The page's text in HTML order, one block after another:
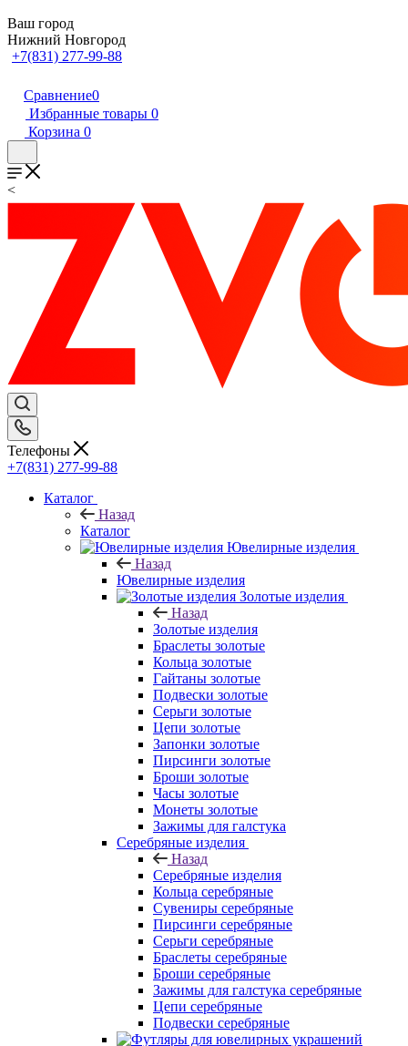
Ваш город
Нижний Новгород
+7(831) 277-99-88
Сравнение0
Избранные товары 0
Корзина 0
<
Телефоны
+7(831) 277-99-88
Каталог
Назад
Каталог
Ювелирные изделия
Назад
Ювелирные изделия
Золотые изделия
Назад
Золотые изделия
Браслеты золотые
Кольца золотые
Гайтаны золотые
Подвески золотые
Серьги золотые
Цепи золотые
Запонки золотые
Пирсинги золотые
Броши золотые
Часы золотые
Монеты золотые
Зажимы для галстука
Серебряные изделия
Назад
Серебряные изделия
Кольца серебряные
Сувениры серебряные
Пирсинги серебряные
Серьги серебряные
Браслеты серебряные
Броши серебряные
Зажимы для галстука серебряные
Цепи серебряные
Подвески серебряные